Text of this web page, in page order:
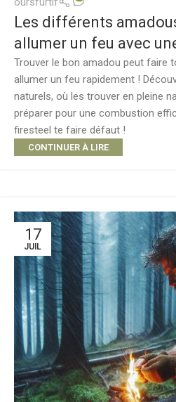
Les différents
allumer un feu avec
Trouver le bon amadou peut faire
allumer un feu rapidement !
naturels, où les trouver en pleine
préparer pour une combustion
firesteel te faire défaut !
CONTINUER À LIRE
17
JUIL